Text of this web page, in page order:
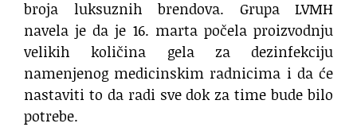
broja luksuznih brendova. Grupa LVMH
navela je da je 16. marta počela proizvodnju
velikih količina gela za dezinfekciju
namenjenog medicinskim radnicima i da će
nastaviti to da radi sve dok za time bude bilo
potrebe.